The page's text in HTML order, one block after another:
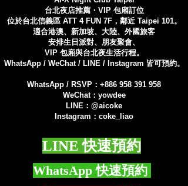
台北夜店推薦・VIP 包廂訂位
位於台北信義區 ATT 4 FUN 7F，鄰近 Taipei 101。
適合港澳、新加坡、大陸、外國旅客
安排生日派對、朋友聚會、
VIP 包廂與台北夜生活行程。
WhatsApp / WeChat / LINE / Instagram 皆可預約。
WhatsApp / RSVP：+886 958 391 958
WeChat：yowdee
LINE：@aicoke
Instagram：coke_liao
LINE 快速預約
WhatsApp 快速預約